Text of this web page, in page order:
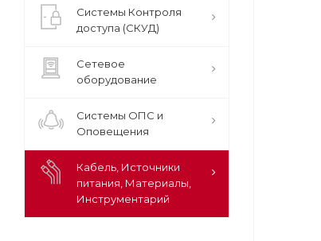
Системы Контроля
доступа (СКУД)
Сетевое
оборудование
Системы ОПС и
Оповещения
Кабель, Источники
питания, Материалы,
Инструментарий